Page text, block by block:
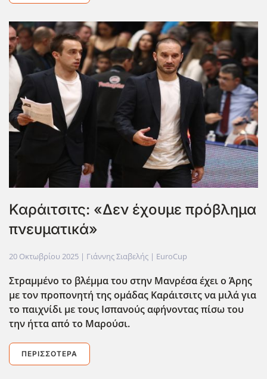
Καράιτσιτς: «Δεν έχουμε πρόβλημα
πνευματικά»
20 Οκτωβρίου 2025 | Γιάννης Σιαβελής | EuroCup
Στραμμένο το βλέμμα του στην Μανρέσα έχει ο Άρης
με τον προπονητή της ομάδας Καράιτσιτς να μιλά για
το παιχνίδι με τους Ισπανούς αφήνοντας πίσω του
την ήττα από το Μαρούσι.
ΠΕΡΙΣΣΌΤΕΡΑ